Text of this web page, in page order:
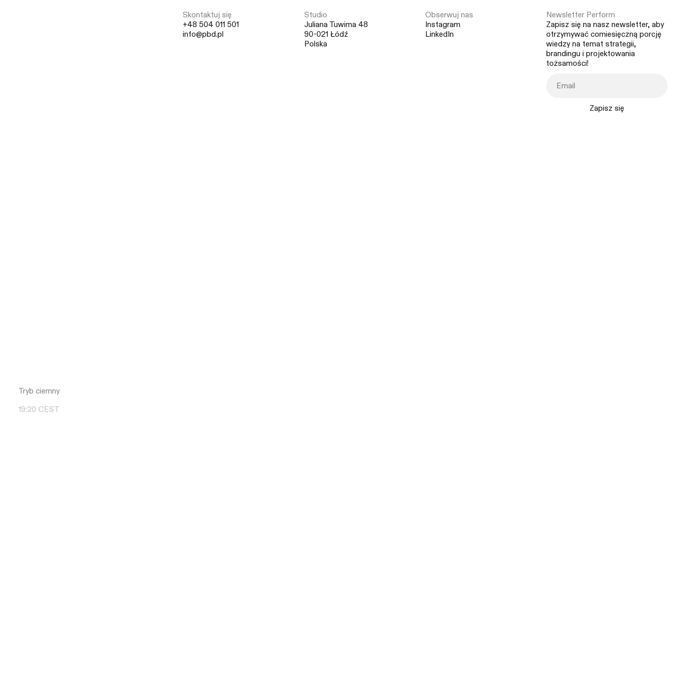
Tryb ciemny
19:20 CEST
Skontaktuj się
+48 504 011 501
info@pbd.pl
Studio
Juliana Tuwima 48
90-021 Łódź
Polska
Obserwuj nas
Instagram
LinkedIn
Newsletter Perform
Zapisz się na nasz newsletter, aby
otrzymywać comiesięczną porcję
wiedzy na temat strategii,
brandingu i projektowania
tożsamości!
Zapisz się